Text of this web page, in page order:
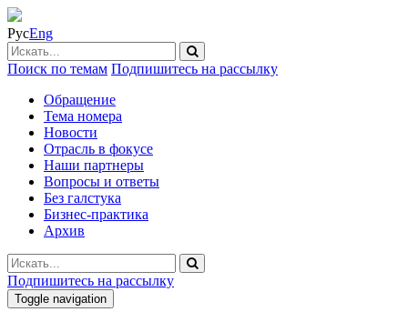
РусEng
Поиск по темам Подпишитесь на рассылку
Обращение
Тема номера
Новости
Отрасль в фокусе
Наши партнеры
Вопросы и ответы
Без галстука
Бизнес-практика
Архив
Подпишитесь на рассылку
Toggle navigation